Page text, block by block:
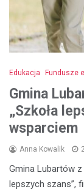
Edukacja Fundusze
Gmina
„Szkoła
wsparciem
Anna Kowalik
Gmina Lubartów z
lepszych szans”,